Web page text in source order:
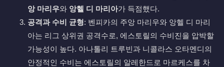
앙 마리우와 앙헬 디 마리아가 득점했다.
공격과 수비 균형: 벤피카의 주앙 마리우와 앙헬 디 마리
아는 리그 상위권 공격수로, 에스토릴의 수비진을 압박할
가능성이 높다. 아나톨리 트루빈과 니콜라스 오타멘디의
안정적인 수비는 에스토릴의 알레한드로 마르케스를 차